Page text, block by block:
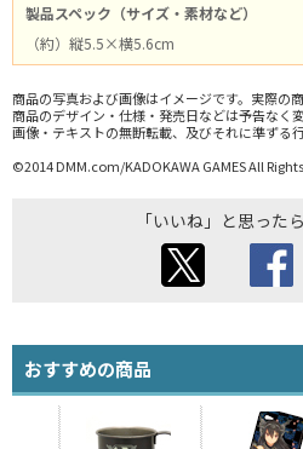
製品スペック（サイズ・素材など）
（約）縦5.5×横5.6cm
商品の写真および画像はイメージです。実際の
商品のデザイン・仕様・発売日などは予告なく
画像・テキストの無断転載、及びそれに準ずる
©2014 DMM.com/KADOKAWA GAMES All
「いいね」と思った
おすすめの商品